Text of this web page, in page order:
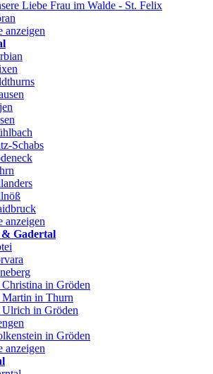
Liebe Frau im Walde - St. Felix
anzeigen
Schabs
anzeigen
Gadertal
Christina in Gröden
Martin in Thurn
Ulrich in Gröden
in Gröden
anzeigen